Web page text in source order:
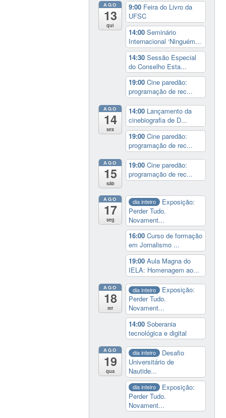
AGO
13
qui
9:00 Feira do Livro da
UFSC
14:00Seminário
Internacional ‘Ninguém...
14:30Sessão Especial
do Conselho Esta...
19:00Cine paredão:
programação de rec...
AGO
14
sex
14:00 Lançamento da
cinebiografia de D...
19:00Cine paredão:
programação de rec...
AGO
15
sáb
19:00Cine paredão:
programação de rec...
AGO
17
seg
dia inteiro
Exposição:
Perder Tudo.
Novament...
16:00Curso de formação
em Jornalismo ...
19:00Aula Magna do
IELA: Homenagem ao...
AGO
18
ter
dia inteiro
Exposição:
Perder Tudo.
Novament...
14:00Soberania
tecnológica e digital
AGO
19
qua
dia inteiro
Desafio
Universitário de
Nautide...
dia inteiro
Exposição:
Perder Tudo.
Novament...